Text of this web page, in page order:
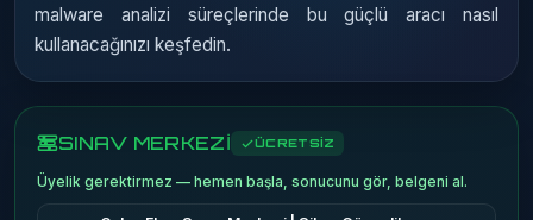
malware analizi süreçlerinde bu güçlü aracı nasıl
kullanacağınızı keşfedin.
SINAV MERKEZİ ÜCRETSİZ
Üyelik gerektirmez — hemen başla, sonucunu gör, belgeni al.